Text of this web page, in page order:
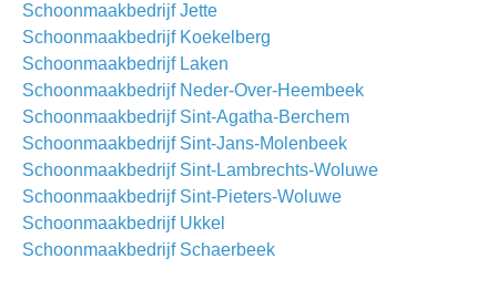
Schoonmaakbedrijf Jette
Schoonmaakbedrijf Koekelberg
Schoonmaakbedrijf Laken
Schoonmaakbedrijf Neder-Over-Heembeek
Schoonmaakbedrijf Sint-Agatha-Berchem
Schoonmaakbedrijf Sint-Jans-Molenbeek
Schoonmaakbedrijf Sint-Lambrechts-Woluwe
Schoonmaakbedrijf Sint-Pieters-Woluwe
Schoonmaakbedrijf Ukkel
Schoonmaakbedrijf Schaerbeek